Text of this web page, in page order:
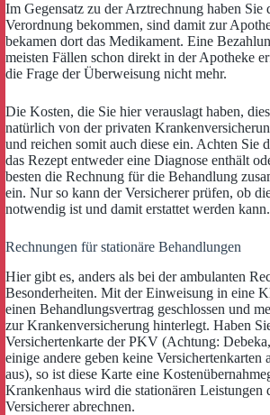
Im Gegensatz zu der Arztrechnung haben Sie
Verordnung bekommen, sind damit zur
bekamen dort das Medikament. Eine
meisten Fällen schon direkt in der Apotheke
die Frage der Überweisung nicht mehr.
Die Kosten, die Sie hier verauslagt haben,
natürlich von der privaten
und reichen somit auch diese ein. Achten Sie
das Rezept entweder eine Diagnose enthält
besten die Rechnung für die Behandlung
ein. Nur so kann der Versicherer prüfen, ob
notwendig ist und damit erstattet werden kann.
Rechnungen für stationäre Behandlungen
Hier gibt es, anders als bei der ambulanten
Besonderheiten. Mit der Einweisung in eine
einen Behandlungsvertrag geschlossen und
zur Krankenversicherung hinterlegt. Haben
Versichertenkarte der PKV (Achtung:
einige andere geben keine Versichertenkarten
aus), so ist diese Karte eine
Krankenhaus wird die stationären Leistungen
Versicherer abrechnen.